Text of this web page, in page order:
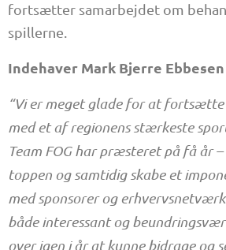
fortsætter samarbejdet om
spillerne.
Indehaver Mark Bjerre
“Vi er meget glade for at fortsætte
med et af regionens stærkeste
Team FOG har præsteret på få år
toppen og samtidig skabe et
med sponsorer og
både interessant og
over igen i år at kunne bidrage og